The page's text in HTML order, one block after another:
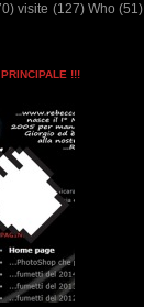
visite (127) Who (51)
!!!